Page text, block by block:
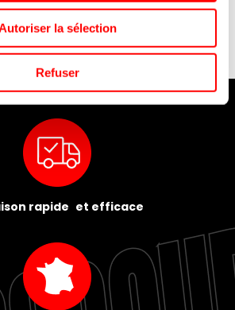
Autoriser la sélection
Refuser
rapide et efficace